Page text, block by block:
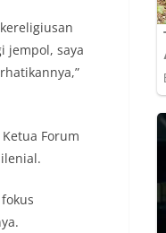
jempol, saya
Forum